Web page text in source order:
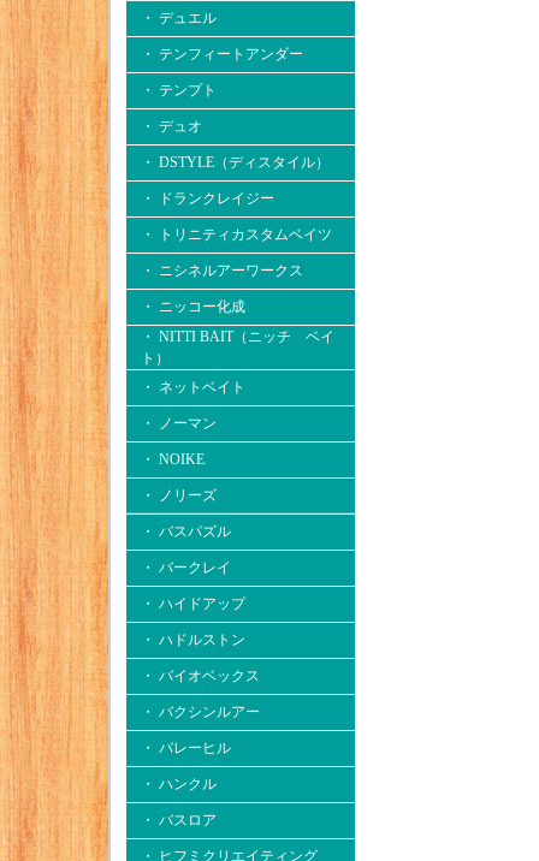
・ デュエル
・ テンフィートアンダー
・ テンプト
・ デュオ
・ DSTYLE（ディスタイル）
・ ドランクレイジー
・ トリニティカスタムベイツ
・ ニシネルアーワークス
・ ニッコー化成
・ NITTI BAIT（ニッチ ベイ
ト）
・ ネットベイト
・ ノーマン
・ NOIKE
・ ノリーズ
・ バスパズル
・ バークレイ
・ ハイドアップ
・ ハドルストン
・ バイオベックス
・ バクシンルアー
・ バレーヒル
・ ハンクル
・ バスロア
・ ヒフミクリエイティング